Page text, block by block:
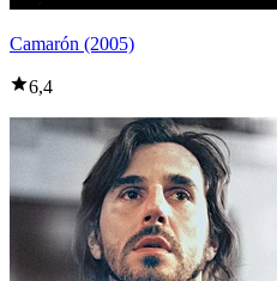
Camarón (2005)
6,4